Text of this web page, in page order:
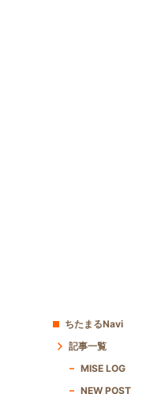
ちたまるNavi
記事一覧
MISE LOG
NEW POST